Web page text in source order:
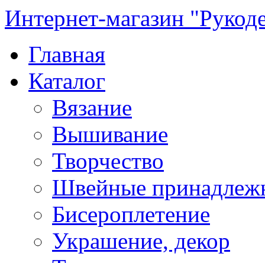
Интернет-магазин
Главная
Каталог
Вязание
Вышивание
Творчество
Швейные
Бисероплетение
Украшение, декор